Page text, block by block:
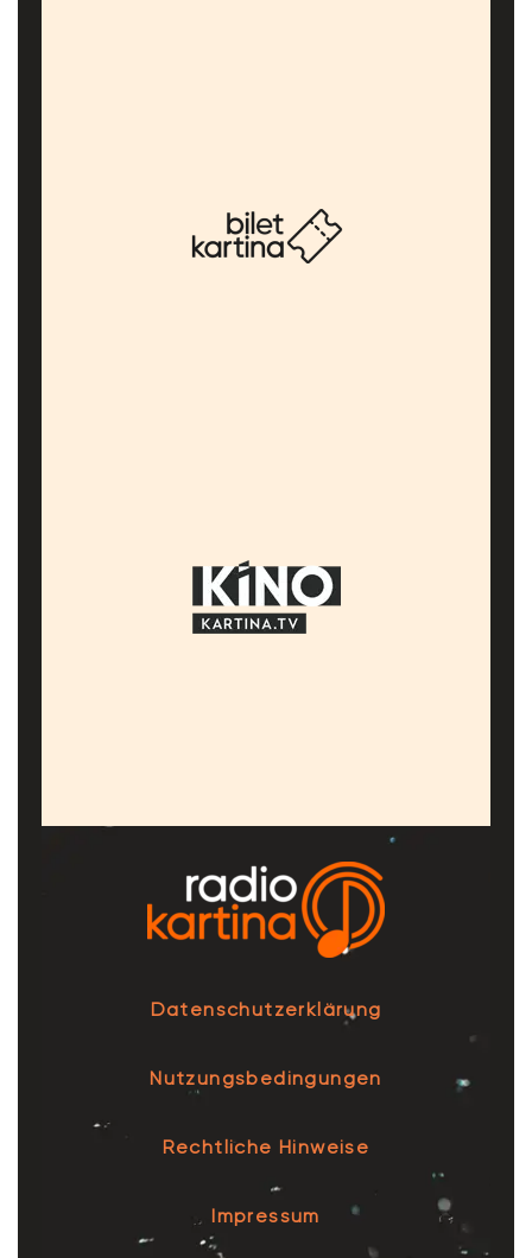
Datenschutzerklärung
Nutzungsbedingungen
Rechtliche Hinweise
Impressum